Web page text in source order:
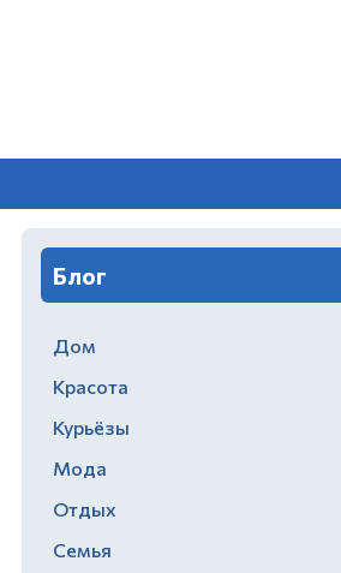
Блог
Дом
Красота
Курьёзы
Мода
Отдых
Семья